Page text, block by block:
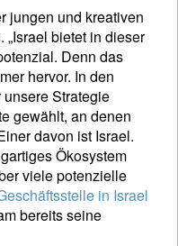
jungen und kreativen
bietet in dieser
Denn das
hervor. In den
Strategie
gewählt, an denen
davon ist Israel.
Ökosystem
viele potenzielle
in Israel
bereits seine